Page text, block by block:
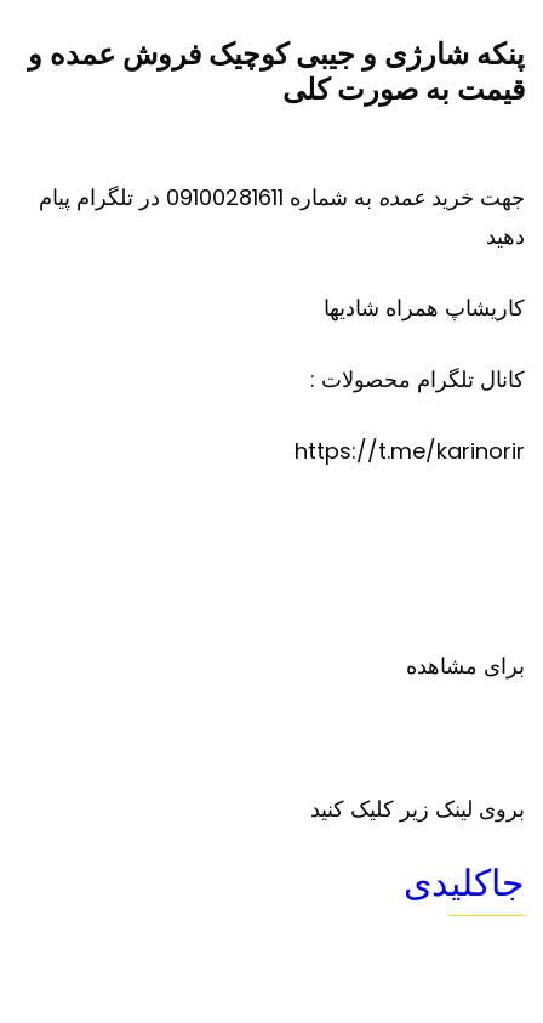
پنکه شارژی و جیبی کوچیک فروش عمده و
قیمت به صورت کلی
جهت خرید عمده
به شماره 09100281611 در تلگرام پیام
دهید
کاریشاپ همراه شادیها
کانال تلگرام محصولات :
https://t.me/karinorir
برای مشاهده
بروی لینک زیر کلیک کنید
جاکلیدی